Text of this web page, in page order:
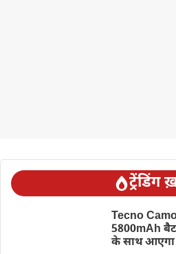
ट्रेंडिंग
Tecno
5800mAh
के साथ आएगा